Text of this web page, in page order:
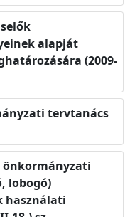
alapját
(2009-
tervtanács
önkormányzati
lobogó)
használati